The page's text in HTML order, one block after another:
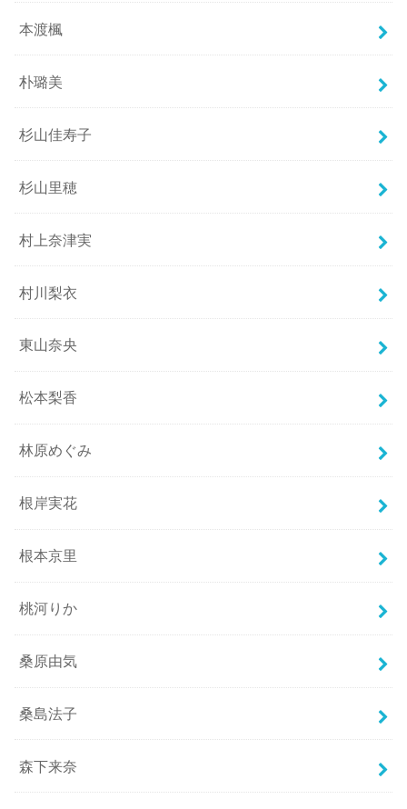
本渡楓
朴璐美
杉山佳寿子
杉山里穂
村上奈津実
村川梨衣
東山奈央
松本梨香
林原めぐみ
根岸実花
根本京里
桃河りか
桑原由気
桑島法子
森下来奈